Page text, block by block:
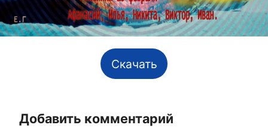
Скачать
Добавить комментарий